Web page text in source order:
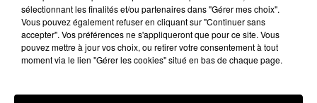
sa commune.
sélectionnant les finalités et/ou partenaires dans "Gérer mes choix".
Vous pouvez également refuser en cliquant sur "Continuer sans
accepter". Vos préférences ne s'appliqueront que pour ce site. Vous
pouvez mettre à jour vos choix, ou retirer votre consentement à tout
moment via le lien "Gérer les cookies" situé en bas de chaque page.